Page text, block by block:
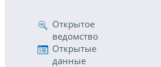
Открытое
ведомство
Открытые
данные